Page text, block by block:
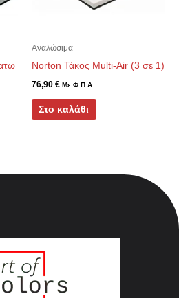
Αναλώσιμα
Norton Τάκος Multi-Air (3 σε 1)
76,90 € Με Φ.Π.Α.
Στο καλάθι